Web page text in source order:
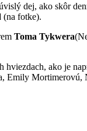
dej, ako skôr
(na fotke).
Toma Tykwera
hviezdach, ako je
Emily Mortimerovú,